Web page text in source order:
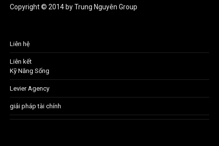
Copyright © 2014 by Trung Nguyên Group
Liên hệ
Liên kết
Kỹ Năng Sống
Levier Agency
giải pháp tài chính